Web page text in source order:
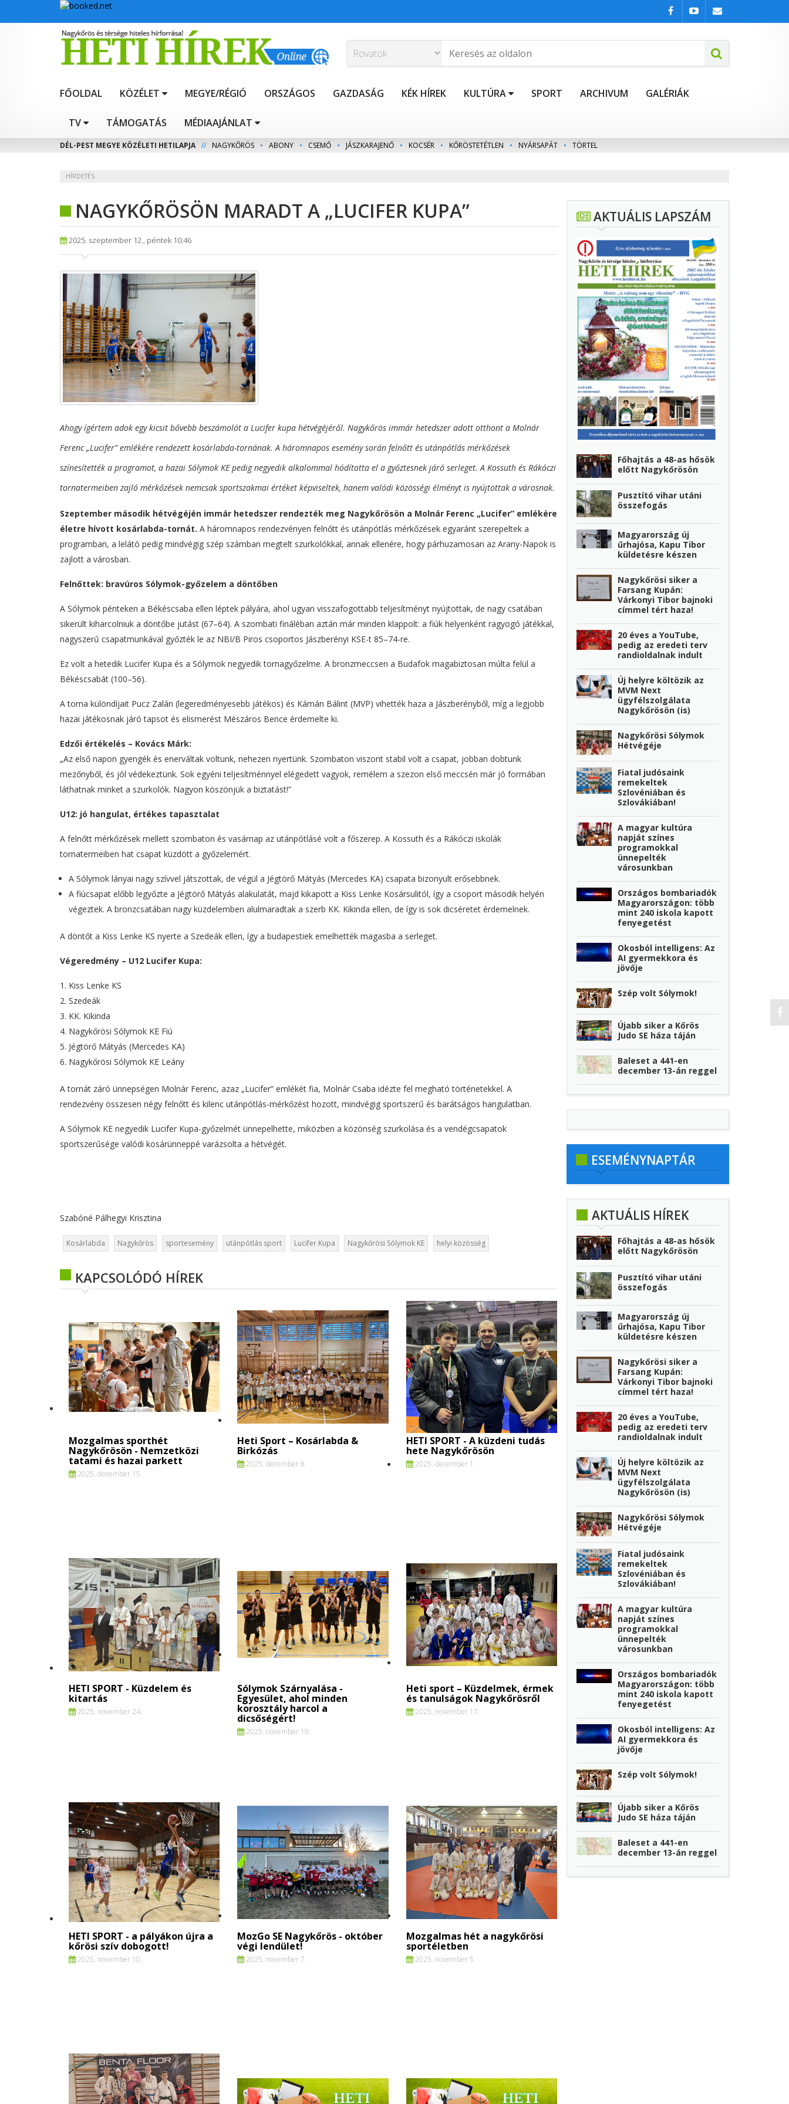
FŐOLDAL KÖZÉLET MEGYE/RÉGIÓ ORSZÁGOS GAZDASÁG KÉK HÍREK KULTÚRA SPORT ARCHIVUM GALÉRIÁK
TV TÁMOGATÁS MÉDIAAJÁNLAT
DÉL-PEST MEGYE KÖZÉLETI HETILAPJA // NAGYKŐRÖS • ABONY • CSEMŐ • JÁSZKARAJENŐ • KOCSÉR • KŐRÖSTETÉTLEN • NYÁRSAPÁT • TÖRTEL
HÍRDETÉS
NAGYKŐRÖSÖN MARADT A „LUCIFER KUPA”
2025. szeptember 12., péntek 10:46
Ahogy ígértem adok egy kicsit bővebb beszámolót a Lucifer kupa hétvégéjéről. Nagykőrös immár hetedszer adott otthont a Molnár
Ferenc „Lucifer” emlékére rendezett kosárlabda-tornának. A háromnapos esemény során felnőtt és utánpótlás mérkőzések
színesítették a programot, a hazai Sólymok KE pedig negyedik alkalommal hódította el a győztesnek járó serleget. A Kossuth és Rákóczi
tornatermeiben zajló mérkőzések nemcsak sportszakmai értéket képviseltek, hanem valódi közösségi élményt is nyújtottak a városnak.
Szeptember második hétvégéjén immár hetedszer rendezték meg Nagykőrösön a Molnár Ferenc „Lucifer” emlékére
életre hívott kosárlabda-tornát. A háromnapos rendezvényen felnőtt és utánpótlás mérkőzések egyaránt szerepeltek a
programban, a lelátó pedig mindvégig szép számban megtelt szurkolókkal, annak ellenére, hogy párhuzamosan az Arany-Napok is
zajlott a városban.
Felnőttek: bravúros Sólymok-győzelem a döntőben
A Sólymok pénteken a Békéscsaba ellen léptek pályára, ahol ugyan visszafogottabb teljesítményt nyújtottak, de nagy csatában
sikerült kiharcolniuk a döntőbe jutást (67–64). A szombati fináléban aztán már minden klappolt: a fiúk helyenként ragyogó játékkal,
nagyszerű csapatmunkával győzték le az NBI/B Piros csoportos Jászberényi KSE-t 85–74-re.
Ez volt a hetedik Lucifer Kupa és a Sólymok negyedik tornagyőzelme. A bronzmeccsen a Budafok magabiztosan múlta felül a
Békéscsabát (100–56).
A torna különdíjait Pucz Zalán (legeredményesebb játékos) és Kámán Bálint (MVP) vihették haza a Jászberényből, míg a legjobb
hazai játékosnak járó tapsot és elismerést Mészáros Bence érdemelte ki.
Edzői értékelés – Kovács Márk:
„Az első napon gyengék és enerváltak voltunk, nehezen nyertünk. Szombaton viszont stabil volt a csapat, jobban dobtunk
mezőnyből, és jól védekeztünk. Sok egyéni teljesítménnyel elégedett vagyok, remélem a szezon első meccsén már jó formában
láthatnak minket a szurkolók. Nagyon köszönjük a biztatást!”
U12: jó hangulat, értékes tapasztalat
A felnőtt mérkőzések mellett szombaton és vasárnap az utánpótlásé volt a főszerep. A Kossuth és a Rákóczi iskolák
tornatermeiben hat csapat küzdött a győzelemért.
A Sólymok lányai nagy szívvel játszottak, de végül a Jégtörő Mátyás (Mercedes KA) csapata bizonyult erősebbnek.
A fiúcsapat előbb legyőzte a Jégtörő Mátyás alakulatát, majd kikapott a Kiss Lenke Kosársulitól, így a csoport második helyén
végeztek. A bronzcsatában nagy küzdelemben alulmaradtak a szerb KK. Kikinda ellen, de így is sok dicséretet érdemelnek.
A döntőt a Kiss Lenke KS nyerte a Szedeák ellen, így a budapestiek emelhették magasba a serleget.
Végeredmény – U12 Lucifer Kupa:
Kiss Lenke KS
Szedeák
KK. Kikinda
Nagykőrösi Sólymok KE Fiú
Jégtörő Mátyás (Mercedes KA)
Nagykőrösi Sólymok KE Leány
A tornát záró ünnepségen Molnár Ferenc, azaz „Lucifer” emlékét fia, Molnár Csaba idézte fel megható történetekkel. A
rendezvény összesen négy felnőtt és kilenc utánpótlás-mérkőzést hozott, mindvégig sportszerű és barátságos hangulatban.
A Sólymok KE negyedik Lucifer Kupa-győzelmét ünnepelhette, miközben a közönség szurkolása és a vendégcsapatok
sportszerűsége valódi kosárünneppé varázsolta a hétvégét.
Szabóné Pálhegyi Krisztina
Kosárlabda Nagykőrös sportesemény utánpótlás sport Lucifer Kupa Nagykőrösi Sólymok KE helyi közösség
KAPCSOLÓDÓ HÍREK
Mozgalmas sporthét
Nagykőrösön - Nemzetközi
tatami és hazai parkett
2025. december 15.
Heti Sport – Kosárlabda &
Birkózás
2025. december 8.
HETI SPORT - A küzdeni tudás
hete Nagykőrösön
2025. december 1.
HETI SPORT - Küzdelem és
kitartás
2025. november 24.
Sólymok Szárnyalása -
Egyesület, ahol minden
korosztály harcol a
dicsőségért!
2025. november 19.
Heti sport – Küzdelmek, érmek
és tanulságok Nagykőrösről
2025. november 17.
HETI SPORT - a pályákon újra a
kőrösi szív dobogott!
2025. november 10.
MozGo SE Nagykőrös - október
végi lendület!
2025. november 7.
Mozgalmas hét a nagykőrösi
sportéletben
2025. november 5.
AKTUÁLIS LAPSZÁM
Főhajtás a 48-as hősök
előtt Nagykőrösön
Pusztító vihar utáni
összefogás
Magyarország új
űrhajósa, Kapu Tibor
küldetésre készen
Nagykőrösi siker a
Farsang Kupán:
Várkonyi Tibor bajnoki
címmel tért haza!
20 éves a YouTube,
pedig az eredeti terv
randioldalnak indult
Új helyre költözik az
MVM Next
ügyfélszolgálata
Nagykőrösön (is)
Nagykőrösi Sólymok
Hétvégéje
Fiatal judósaink
remekeltek
Szlovéniában és
Szlovákiában!
A magyar kultúra
napját színes
programokkal
ünnepelték
városunkban
Országos bombariadók
Magyarországon: több
mint 240 iskola kapott
fenyegetést
Okosból intelligens: Az
AI gyermekkora és
jövője
Szép volt Sólymok!
Újabb siker a Kőrös
Judo SE háza táján
Baleset a 441-en
december 13-án reggel
ESEMÉNYNAPTÁR
AKTUÁLIS HÍREK
Főhajtás a 48-as hősök
előtt Nagykőrösön
Pusztító vihar utáni
összefogás
Magyarország új
űrhajósa, Kapu Tibor
küldetésre készen
Nagykőrösi siker a
Farsang Kupán:
Várkonyi Tibor bajnoki
címmel tért haza!
20 éves a YouTube,
pedig az eredeti terv
randioldalnak indult
Új helyre költözik az
MVM Next
ügyfélszolgálata
Nagykőrösön (is)
Nagykőrösi Sólymok
Hétvégéje
Fiatal judósaink
remekeltek
Szlovéniában és
Szlovákiában!
A magyar kultúra
napját színes
programokkal
ünnepelték
városunkban
Országos bombariadók
Magyarországon: több
mint 240 iskola kapott
fenyegetést
Okosból intelligens: Az
AI gyermekkora és
jövője
Szép volt Sólymok!
Újabb siker a Kőrös
Judo SE háza táján
Baleset a 441-en
december 13-án reggel